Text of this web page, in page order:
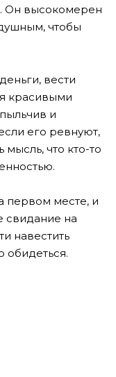
Он высокомерен
чтобы
вести
красивыми
и
его ревнуют,
что кто-то
первом месте, и
свидание на
навестить
обидеться.